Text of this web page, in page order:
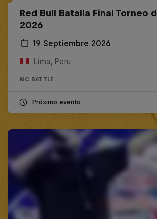
Red Bull Batalla Final Torneo
2026
19 Septiembre 2026
Lima, Peru
MC BATTLE
Próximo evento